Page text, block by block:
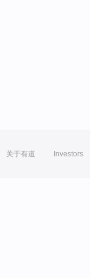
关于有道 Investors